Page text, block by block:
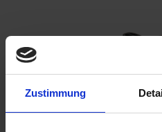
Zustimmung